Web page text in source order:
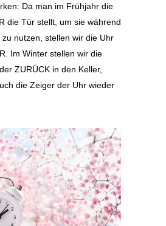
Da man im Frühjahr die
die Tür stellt, um sie während
nutzen, stellen wir die Uhr
Im Winter stellen wir die
ZURÜCK in den Keller,
die Zeiger der Uhr wieder